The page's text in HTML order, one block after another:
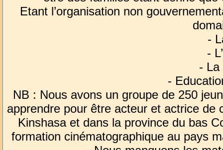
Etant l’organisation non
-
-
- La
-
NB : Nous avons un groupe de 250
apprendre pour être acteur et actrice de
Kinshasa et dans la province du bas
formation cinématographique au pays